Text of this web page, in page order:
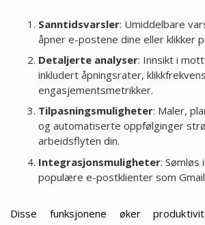
Sanntidsvarsler: Umiddelbare
åpner e-postene dine eller klikker
Detaljerte analyser: Innsikt i
inkludert åpningsrater,
engasjementsmetrikker.
Tilpasningsmuligheter: Maler,
og automatiserte oppfølginger
arbeidsflyten din.
Integrasjonsmuligheter: Sømløs
populære e-postklienter som
Disse funksjonene øker